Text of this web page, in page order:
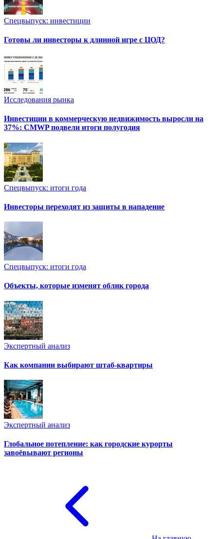
Спецвыпуск: инвестиции
Готовы ли инвесторы к длинной игре с ЦОД?
Исследования рынка
Инвестиции в коммерческую недвижимость выросли на
37%: CMWP подвели итоги полугодия
Спецвыпуск: итоги года
Инвесторы переходят из защиты в нападение
Спецвыпуск: итоги года
Объекты, которые изменят облик города
Экспертный анализ
Как компании выбирают штаб-квартиры
Экспертный анализ
Глобальное потепление: как городские курорты
завоёвывают регионы